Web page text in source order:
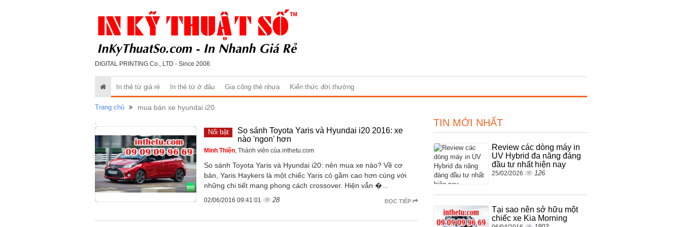
DIGITAL PRINTING Co., LTD - Since 2006
In thẻ từ giá rẻ In thẻ từ ở đâu Gia công thẻ nhựa Kiến thức đời thường
Trang chủ mua bán xe hyundai i20
Nổi bật
So sánh Toyota Yaris và Hyundai i20 2016: xe
nào 'ngon' hơn
Minh Thiện , Thành viên của inthetu.com
So sánh Toyota Yaris và Hyundai i20: nên mua xe nào? Về cơ
bản, Yaris Haykers là một chiếc Yaris có gầm cao hơn cùng với
những chi tiết mang phong cách crossover. Hiện vẫn �...
ĐỌC TIẾP
02/06/2016 09:41:01 28
TIN MỚI NHẤT
Review các dòng máy in
UV Hybrid đa năng đáng
đầu tư nhất hiện nay
25/02/2026 126
Tại sao nên sở hữu một
chiếc xe Kia Morning